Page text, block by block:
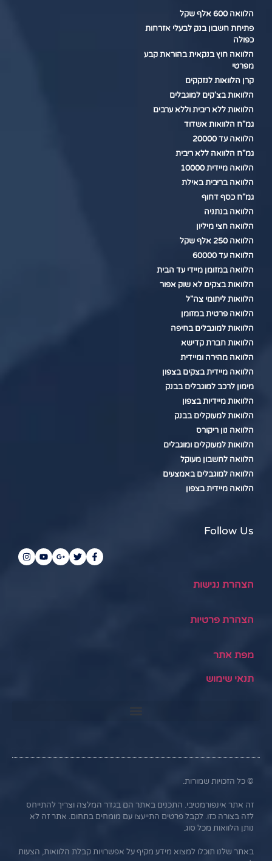
הלוואה 600 אלף שקל
פתיחת חשבון בנק לבעלי אזרחות
כפולה
הלוואה חוץ בנקאית בהוראת קבע
מפרטי
קרן הלוואות לנזקקים
הלוואות בצ'קים למוגבלים
הלוואות ללא ריבית וללא ערבים
גמ"ח הלוואות אשדוד
הלוואה עד 20000
גמ"ח הלוואה ללא ריבית
הלוואה מיידית 10000
הלוואה בריבית באילת
גמ"ח כסף דחוף
הלוואה בנתניה
הלוואה חצי מיליון
הלוואה 250 אלף שקל
הלוואה עד 60000
הלוואה במזומן מיידי עד הבית
הלוואות בצקים לא שוק אפור
הלוואות ליתומי צה"ל
הלוואה פרטית במזומן
הלוואות למוגבלים בחיפה
הלוואות חברת קדישא
הלוואה מהירה ומיידית
הלוואה מיידית בצקים בצפון
מימון לרכב למוגבלים בבנק
הלוואות מיידיות בצפון
הלוואות למעוקלים בבנק
הלוואה נון ריקורס
הלוואות למעוקלים ומוגבלים
הלוואה לחשבון מעוקל
הלוואה למוגבלים באמצעים
הלוואה מיידית בצפון
Follow Us
הצהרת נגישות
הצהרת פרטיות
מפת אתר
תנאי שימוש
© כל הזכויות שמורות.
זה אתר אינפורמטיבי. התכנים באתר הם בגדר המלצה וצריך להתייחס
לזה בצורה כזו. לקבל פרטים התייעצו עם מומחים בתחום. אתר זה לא
נותן הלוואות מכל סוג.
באתר שלנו תוכלו למצוא מידע מקיף על אפשרויות קבלת הלוואות, הצעות